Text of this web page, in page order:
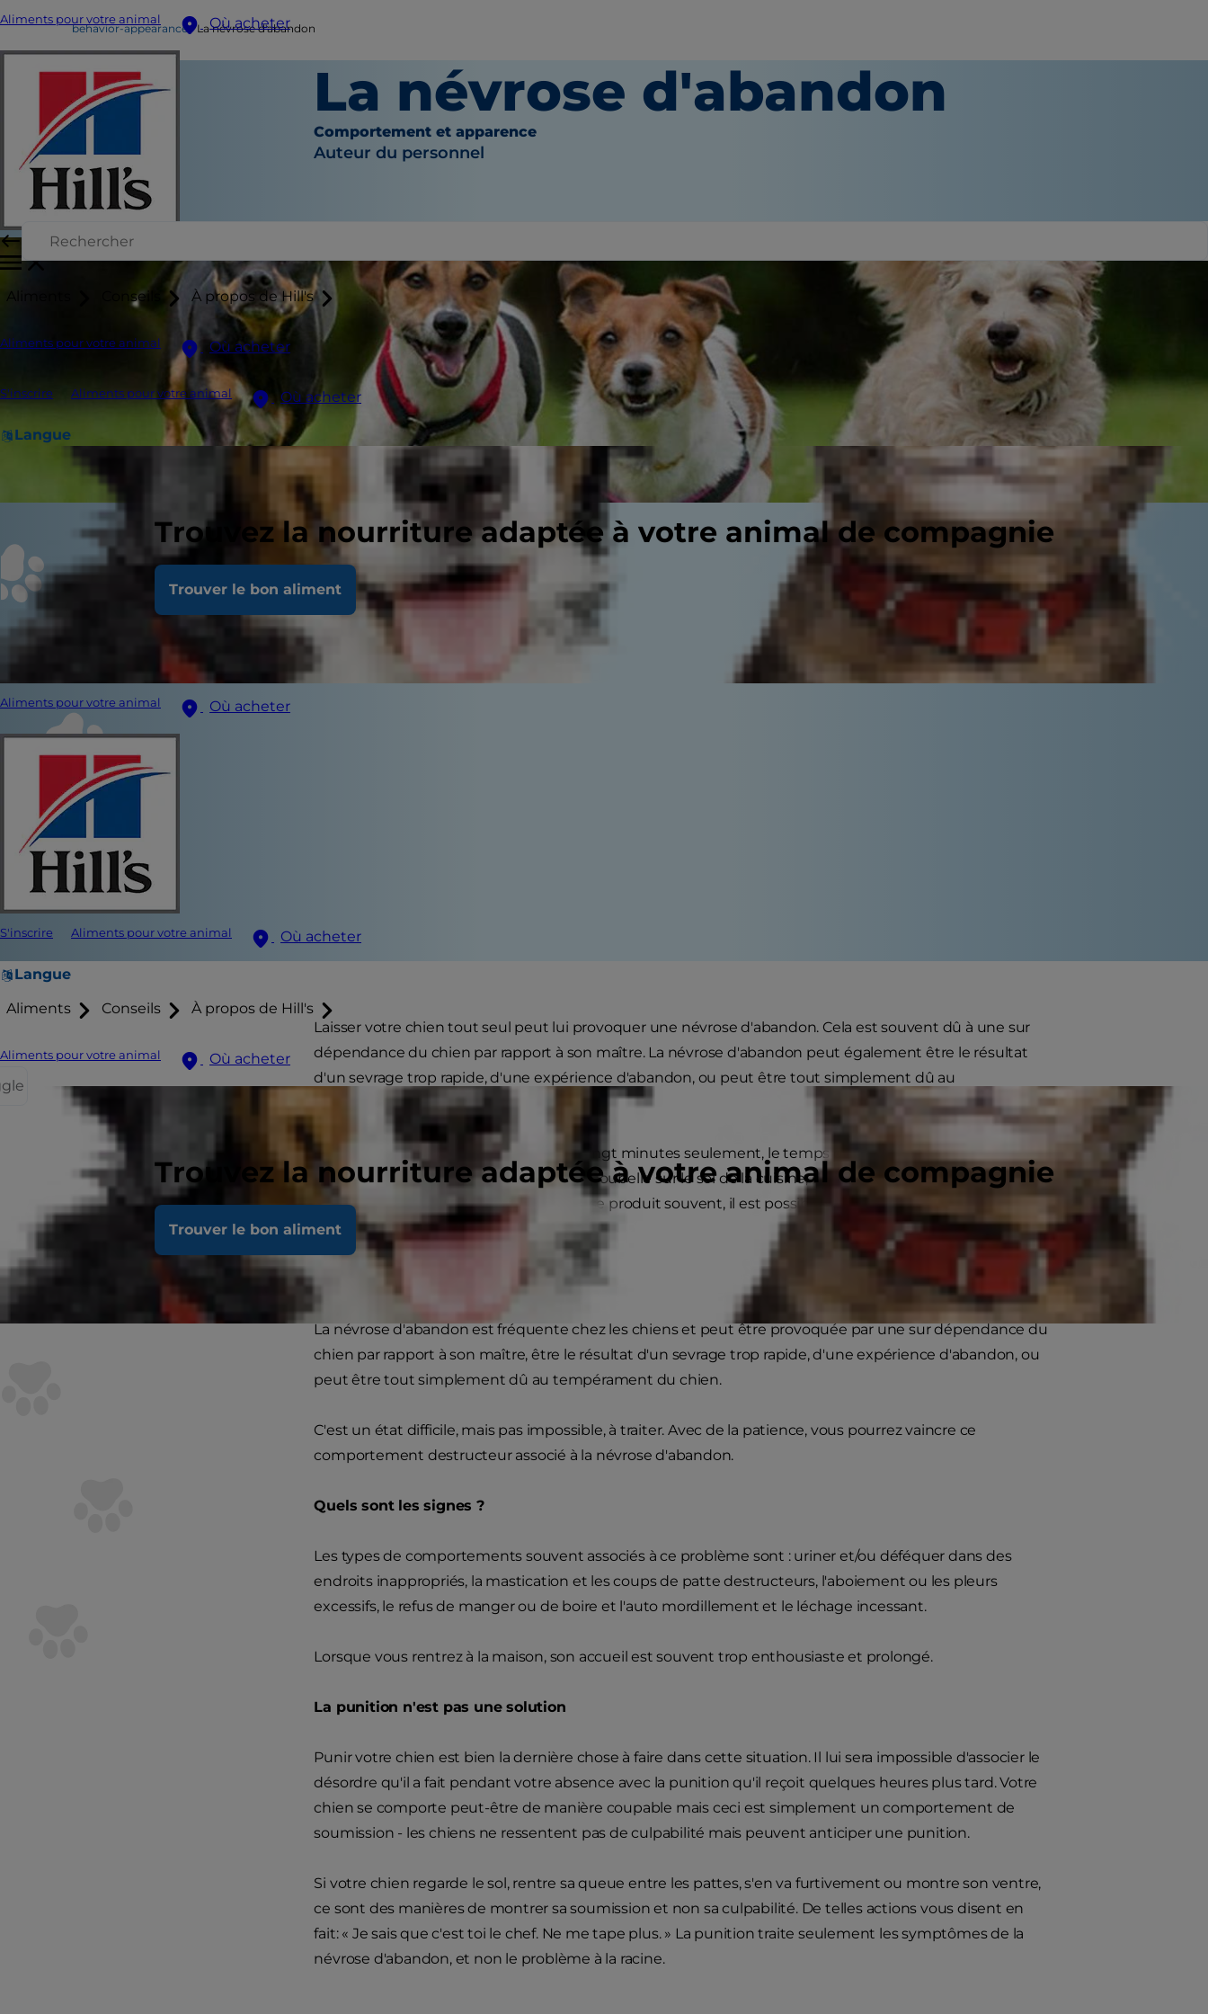
Aliments pour votre animal Où acheter
Aliments Conseils À propos de Hill's
Aliments pour votre animal Où acheter
S'inscrire Aliments pour votre animal Où acheter
Langue
Trouvez la nourriture adaptée à votre animal de compagnie
Trouver le bon aliment
Aliments pour votre animal Où acheter
S'inscrire Aliments pour votre animal Où acheter
Langue
Aliments Conseils À propos de Hill's
Aliments pour votre animal
Où acheter
Trouvez la nourriture adaptée à votre animal de compagnie
Trouver le bon aliment
behavior-appearance La névrose d'abandon
La névrose d'abandon
Comportement et apparence
Auteur du personnel
Laisser votre chien tout seul peut lui provoquer une névrose d'abandon. Cela est souvent dû à une sur
dépendance du chien par rapport à son maître. La névrose d'abandon peut également être le résultat
d'un sevrage trop rapide, d'une expérience d'abandon, ou peut être tout simplement dû au
tempérament du chien.
Vous laissez votre chien seul pendant vingt minutes seulement, le temps de faire quelques courses et à
votre retour, vous trouvez qu'il a vidé la poubelle sur le sol de la cuisine, détruit un coussin ou uriné dans
le couloir. Si ce type de comportement se produit souvent, il est possible que votre chien souffre de
névrose d'abandon.
La névrose d'abandon est fréquente chez les chiens et peut être provoquée par une sur dépendance du
chien par rapport à son maître, être le résultat d'un sevrage trop rapide, d'une expérience d'abandon, ou
peut être tout simplement dû au tempérament du chien.
C'est un état difficile, mais pas impossible, à traiter. Avec de la patience, vous pourrez vaincre ce
comportement destructeur associé à la névrose d'abandon.
Quels sont les signes ?
Les types de comportements souvent associés à ce problème sont : uriner et/ou déféquer dans des
endroits inappropriés, la mastication et les coups de patte destructeurs, l'aboiement ou les pleurs
excessifs, le refus de manger ou de boire et l'auto mordillement et le léchage incessant.
Lorsque vous rentrez à la maison, son accueil est souvent trop enthousiaste et prolongé.
La punition n'est pas une solution
Punir votre chien est bien la dernière chose à faire dans cette situation. Il lui sera impossible d'associer le
désordre qu'il a fait pendant votre absence avec la punition qu'il reçoit quelques heures plus tard. Votre
chien se comporte peut-être de manière coupable mais ceci est simplement un comportement de
soumission - les chiens ne ressentent pas de culpabilité mais peuvent anticiper une punition.
Si votre chien regarde le sol, rentre sa queue entre les pattes, s'en va furtivement ou montre son ventre,
ce sont des manières de montrer sa soumission et non sa culpabilité. De telles actions vous disent en
fait: « Je sais que c'est toi le chef. Ne me tape plus. » La punition traite seulement les symptômes de la
névrose d'abandon, et non le problème à la racine.